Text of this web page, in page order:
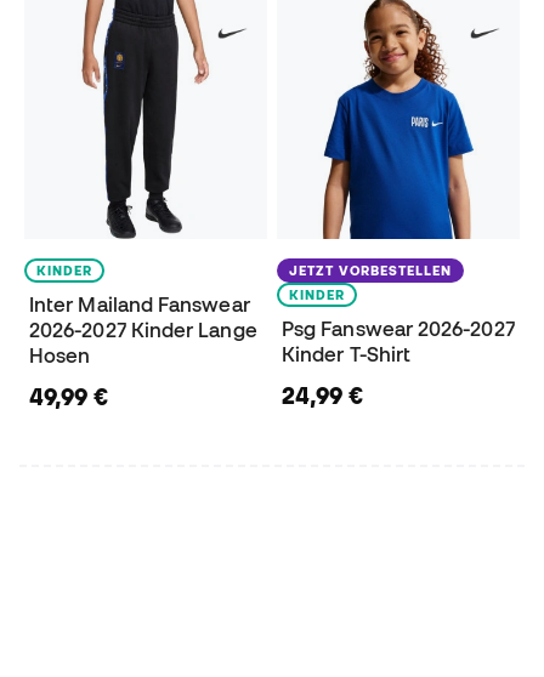
KINDER
Inter Mailand Fanswear
2026-2027 Kinder Lange
Hosen
49,99 €
JETZT VORBESTELLEN
KINDER
Psg Fanswear 2026-2027
Kinder T-Shirt
24,99 €